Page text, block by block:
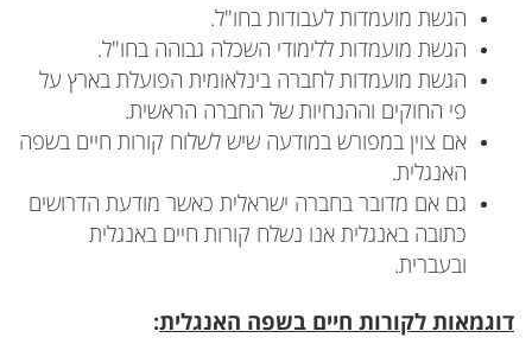
הגשת מועמדות לעבודות בחו"ל.
הגשת מועמדות ללימודי השכלה גבוהה בחו"ל.
הגשת מועמדות לחברה בינלאומית הפועלת בארץ על
פי החוקים וההנחיות של החברה הראשית.
אם צוין במפורש במודעה שיש לשלוח קורות חיים בשפה
האנגלית.
גם אם מדובר בחברה ישראלית כאשר מודעת הדרושים
כתובה באנגלית אנו נשלח קורות חיים באנגלית
ובעברית.
דוגמאות לקורות חיים בשפה האנגלית: